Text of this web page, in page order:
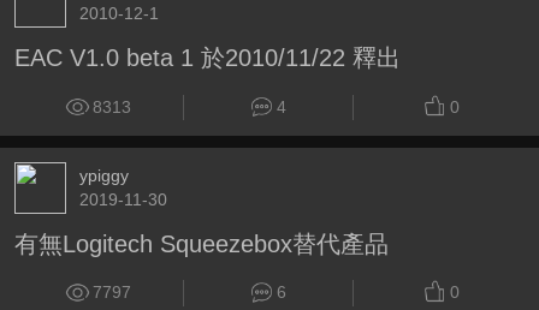
2010-12-1
EAC V1.0 beta 1 於2010/11/22 釋出
8313 4 0
ypiggy
2019-11-30
有無Logitech Squeezebox替代產品
7797 6 0